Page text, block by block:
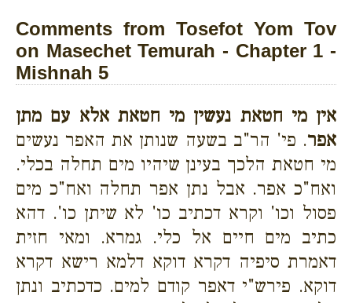
Comments from Tosefot Yom Tov
on Masechet Temurah - Chapter 1 -
Mishnah 5
אין מי חטאת נעשין מי חטאת אלא עם מתן
אפר. פי' הר"ב בשעה שנותן את האפר נעשים
מי חטאת הלכך בעינן שיהיו מים תחלה בכלי.
ואח"כ אפר. אבל נתן אפר תחלה ואח"כ מים
פסול וכו' וקרא דכתיב כו' לא שיתן כו'. דהא
כתיב מים חיים אל כלי. גמרא. ומאי חזית
דאמרת סיפיה דקרא דוקא דלמא רישא דקרא
דוקא. פירש"י דאפר קודם למים. כדכתיב ונתן